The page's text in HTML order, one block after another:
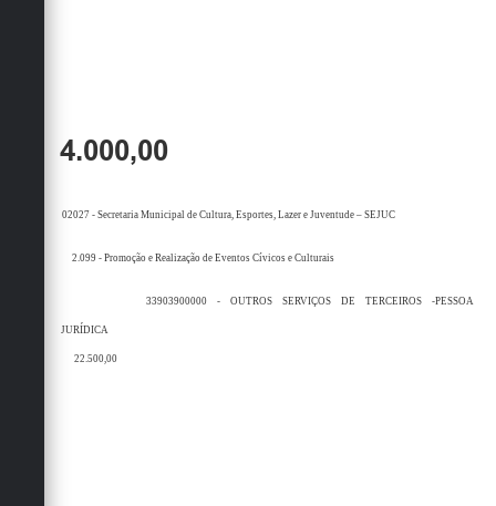
4.000,00
02027 - Secretaria Municipal de Cultura, Esportes, Lazer e Juventude – SEJUC
2.099 - Promoção e Realização de Eventos Cívicos e Culturais
33903900000 - OUTROS SERVIÇOS DE TERCEIROS -PESSOA
JURÍDICA
22.500,00